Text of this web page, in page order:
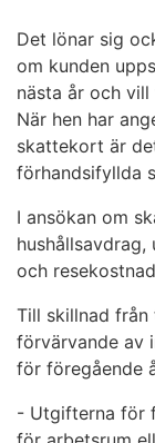
Det lönar sig
om kunden
nästa år och
När hen har
skattekort är
förhandsifyllda
I ansökan om
och
Till skillnad
förvärvande av
för föregående
- Utgifterna för